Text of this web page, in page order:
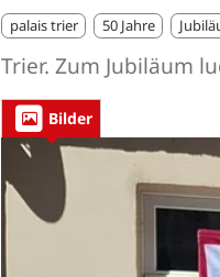
palais trier 50 Jahre
Trier. Zum Jubiläum
Bilder